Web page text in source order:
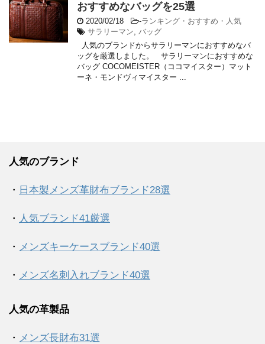
おすすめなバッグを25選
2020/02/18 -ランキング・おすすめ・人気
サラリーマン, バッグ
人気のブランドからサラリーマンにおすすめなバ
ッグを厳選しました。 サラリーマンにおすすめな
バッグ COCOMEISTER（ココマイスター）マット
ーネ・モンドヴィマイスター ...
人気のブランド
・ 日本製メンズ革財布ブランド28選
・ 人気ブランド41厳選
・ メンズキーケースブランド40選
・ メンズ名刺入れブランド40選
人気の革製品
・ メンズ長財布31選